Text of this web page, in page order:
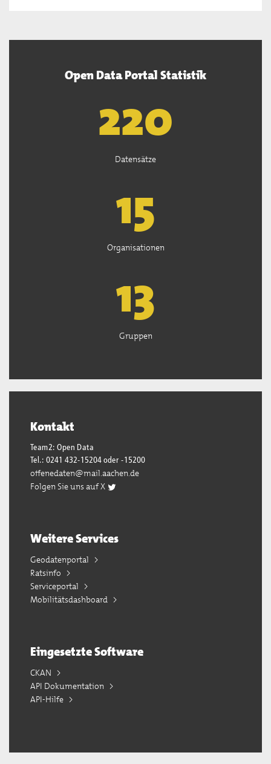
Open Data Portal Statistik
221
Datensätze
15
Organisationen
13
Gruppen
Kontakt
Team2: Open Data
Tel.: 0241 432-15204 oder -15200
offenedaten@mail.aachen.de
Folgen Sie uns auf X
Weitere Services
Geodatenportal
Ratsinfo
Serviceportal
Mobilitätsdashboard
Eingesetzte Software
CKAN
API Dokumentation
API-Hilfe